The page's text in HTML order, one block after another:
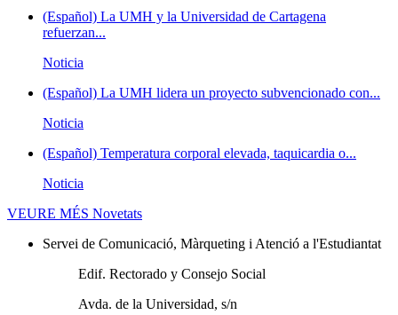
(Español) La UMH y la Universidad de Cartagena
refuerzan...
Noticia
(Español) La UMH lidera un proyecto subvencionado con...
Noticia
(Español) Temperatura corporal elevada, taquicardia o...
Noticia
VEURE MÉS Novetats
Servei de Comunicació, Màrqueting i Atenció a l'Estudiantat
Edif. Rectorado y Consejo Social
Avda. de la Universidad, s/n